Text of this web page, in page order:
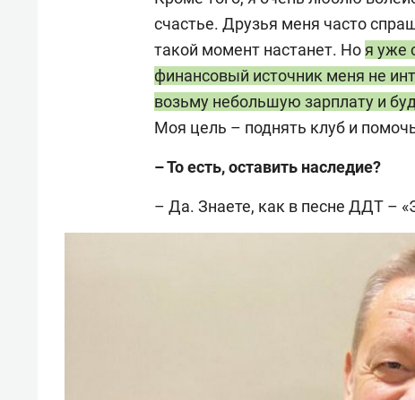
счастье. Друзья меня часто
такой момент настанет. Но я уже
финансовый источник меня не
возьму небольшую зарплату и
Моя цель – поднять клуб и
– То есть, оставить наследие?
– Да. Знаете, как в песне ДДТ –